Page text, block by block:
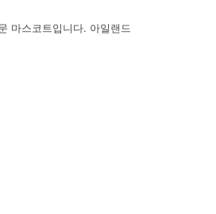
마스코트입니다. 아일랜드